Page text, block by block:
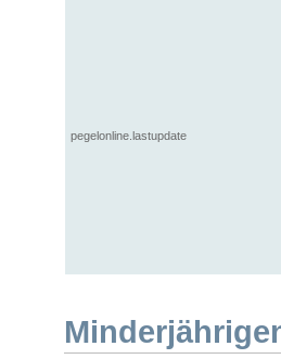
pegelonline.lastupdate